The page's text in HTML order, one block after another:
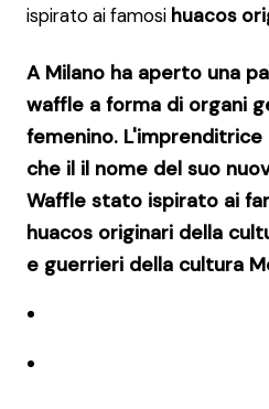
ispirato ai famosi huacos
A Milano ha aperto una
waffle a forma di organi
femenino. L'imprenditrice
che il il nome del suo
Waffle stato ispirato ai
huacos originari della
e guerrieri della cultura